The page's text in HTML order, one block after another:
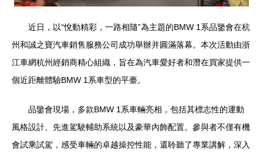
近日，以“悅動精彩，一路相隨”為主題的BMW 1系品鑒會在杭
州和誠之寶汽車銷售服務公司成功舉辦并圓滿落幕。本次活動由浙
江車網杭州經銷商精心組織，旨在為汽車愛好者和潛在買家提供一
個近距離體驗BMW 1系車型的平臺。
品鑒會現場，多款BMW 1系車輛亮相，包括其標志性的運動
風格設計、先進駕駛輔助系統以及豪華內飾配置。參與者不僅有機
會試乘試駕，感受車輛的卓越操控性能，還聆聽了專業講解，深入